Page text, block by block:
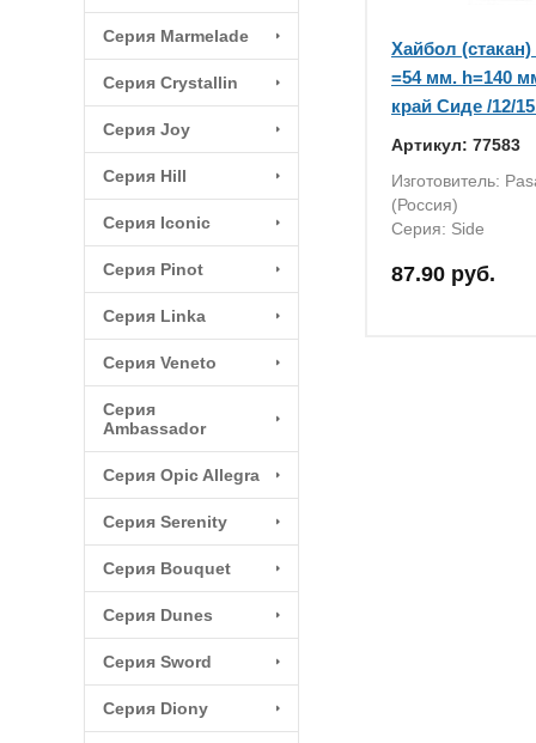
Серия Marmelade
Серия Crystallin
Серия Joy
Серия Hill
Серия Iconic
Серия Pinot
Серия Linka
Серия Veneto
Серия
Ambassador
Серия Opic Allegra
Серия Serenity
Серия Bouquet
Серия Dunes
Серия Sword
Серия Diony
Хайбол
=54 мм. h=140
край Сиде /12/
Артикул: 77583
Изготовитель:
(Россия)
Серия: Side
87.90 руб.